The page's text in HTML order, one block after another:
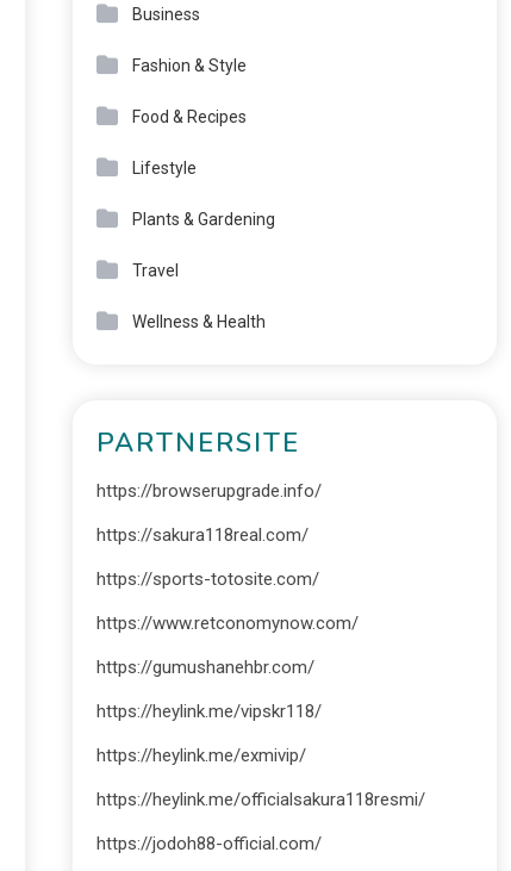
Business
Fashion & Style
Food & Recipes
Lifestyle
Plants & Gardening
Travel
Wellness & Health
PARTNERSITE
https://browserupgrade.info/
https://sakura118real.com/
https://sports-totosite.com/
https://www.retconomynow.com/
https://gumushanehbr.com/
https://heylink.me/vipskr118/
https://heylink.me/exmivip/
https://heylink.me/officialsakura118resmi/
https://jodoh88-official.com/